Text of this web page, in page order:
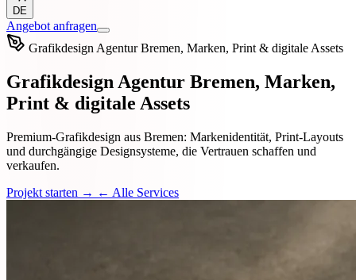
DE
Angebot anfragen
Grafikdesign Agentur Bremen, Marken, Print & digitale Assets
Grafikdesign Agentur Bremen, Marken,
Print & digitale Assets
Premium-Grafikdesign aus Bremen: Markenidentität, Print-Layouts
und durchgängige Designsysteme, die Vertrauen schaffen und
verkaufen.
Projekt starten → ← Alle Services